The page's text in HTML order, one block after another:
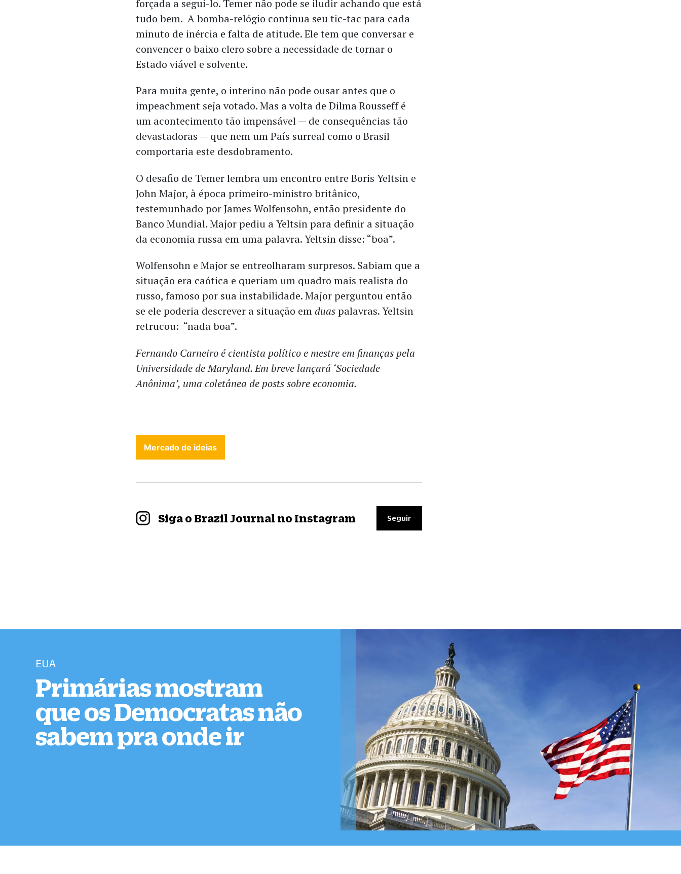
forçada a segui-lo. Temer não pode se iludir achando que está
tudo bem. A bomba-relógio continua seu tic-tac para cada
minuto de inércia e falta de atitude. Ele tem que conversar e
convencer o baixo clero sobre a necessidade de tornar o
Estado viável e solvente.
Para muita gente, o interino não pode ousar antes que o
impeachment seja votado. Mas a volta de Dilma Rousseff é
um acontecimento tão impensável — de consequências tão
devastadoras — que nem um País surreal como o Brasil
comportaria este desdobramento.
O desafio de Temer lembra um encontro entre Boris Yeltsin e
John Major, à época primeiro-ministro britânico,
testemunhado por James Wolfensohn, então presidente do
Banco Mundial. Major pediu a Yeltsin para definir a situação
da economia russa em uma palavra. Yeltsin disse: “boa”.
Wolfensohn e Major se entreolharam surpresos. Sabiam que a
situação era caótica e queriam um quadro mais realista do
russo, famoso por sua instabilidade. Major perguntou então
se ele poderia descrever a situação em duaspalavras. Yeltsin
retrucou: “nada boa”.
Fernando Carneiro é cientista político e mestre em finanças pela
Universidade de Maryland. Em breve lançará ‘Sociedade
Anônima’, uma coletânea de posts sobre economia.
Mercado de ideias
Siga o Brazil Journal no Instagram Seguir
EUA
Primárias mostram
que os Democratas não
sabem pra onde ir